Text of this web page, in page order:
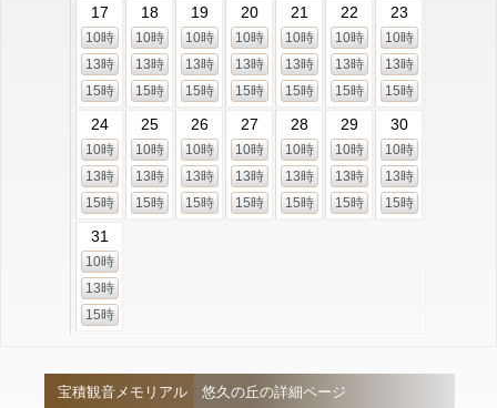
17
10時
13時
15時
18
10時
13時
15時
19
10時
13時
15時
20
10時
13時
15時
21
10時
13時
15時
22
10時
13時
15時
23
10時
13時
15時
24
10時
13時
15時
25
10時
13時
15時
26
10時
13時
15時
27
10時
13時
15時
28
10時
13時
15時
29
10時
13時
15時
30
10時
13時
15時
31
10時
13時
15時
宝積観音メモリアル 悠久の丘の詳細ページ